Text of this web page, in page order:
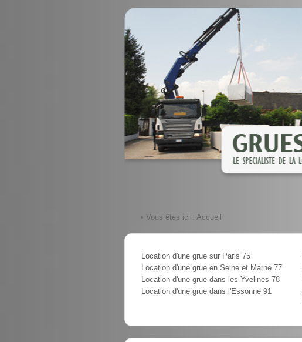
• Vous êtes ici : Accueil
Location d'une grue sur Paris 75
Location d'une grue en Seine et Marne 77
Location d'une grue dans les Yvelines 78
Location d'une grue dans l'Essonne 91